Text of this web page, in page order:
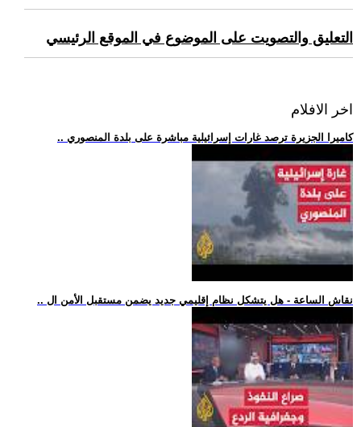
التعليق والتصويت على الموضوع في الموقع الرئيسي
اخر الافلام
.. كاميرا الجزيرة ترصد غارات إسرائيلية مباشرة على بلدة المنصوري
.. نقاش الساعة - هل يتشكل نظام إقليمي جديد يضمن مستقبل الأمن ال